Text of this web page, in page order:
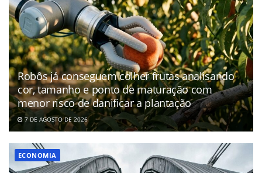
Robôs já conseguem colher frutas analisando
cor, tamanho e ponto de maturação com
menor risco de danificar a plantação
7 DE AGOSTO DE 2026
ECONOMIA